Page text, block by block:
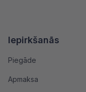
Iepirkšanās
Piegāde
Apmaksa